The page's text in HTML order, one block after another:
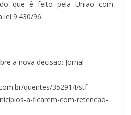
que é feito pela União com
lei 9.430/96.
a nova decisão: Jornal
quentes/352914/stf-
a-ficarem-com-retencao-